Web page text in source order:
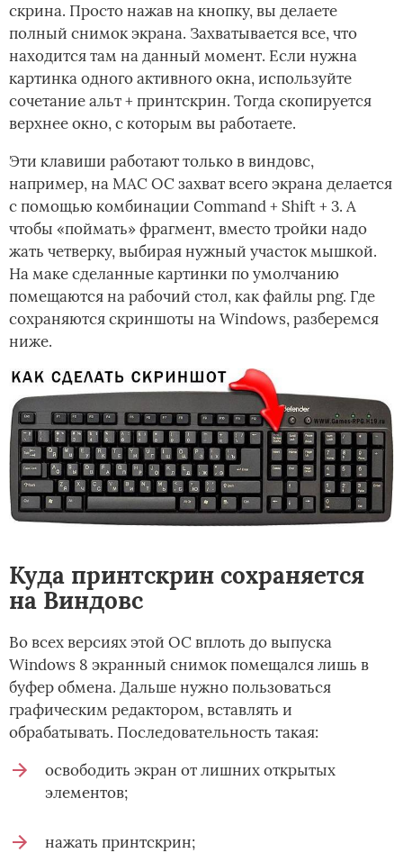
скрина. Просто нажав на кнопку, вы делаете
полный снимок экрана. Захватывается все, что
находится там на данный момент. Если нужна
картинка одного активного окна, используйте
сочетание альт + принтскрин. Тогда скопируется
верхнее окно, с которым вы работаете.
Эти клавиши работают только в виндовс,
например, на MAC ОС захват всего экрана делается
с помощью комбинации Command + Shift + 3. А
чтобы «поймать» фрагмент, вместо тройки надо
жать четверку, выбирая нужный участок мышкой.
На маке сделанные картинки по умолчанию
помещаются на рабочий стол, как файлы png. Где
сохраняются скриншоты на Windows, разберемся
ниже.
Куда принтскрин сохраняется
на Виндовс
Во всех версиях этой ОС вплоть до выпуска
Windows 8 экранный снимок помещался лишь в
буфер обмена. Дальше нужно пользоваться
графическим редактором, вставлять и
обрабатывать. Последовательность такая:
освободить экран от лишних открытых
элементов;
нажать принтскрин;